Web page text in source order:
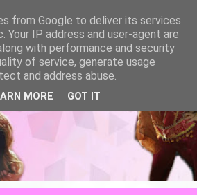
from Google to deliver its services
Your IP address and user-agent are
with performance and security
of service, generate usage
and address abuse.
MORE GOT IT